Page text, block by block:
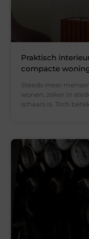
Praktisch
compacte
Steeds meer
wonen, zeker in
schaars is. Toch